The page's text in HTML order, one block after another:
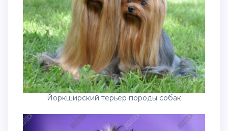
Йоркширский терьер породы собак